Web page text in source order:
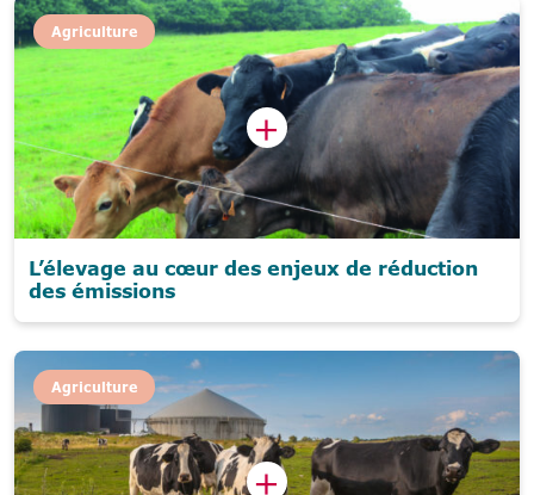
Agriculture
L’élevage au cœur des enjeux de réduction
des émissions
Agriculture